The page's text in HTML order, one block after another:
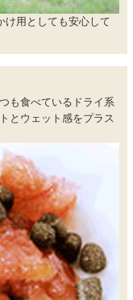
け用としても安心して
も食べているドライ系
とウェット感をプラス